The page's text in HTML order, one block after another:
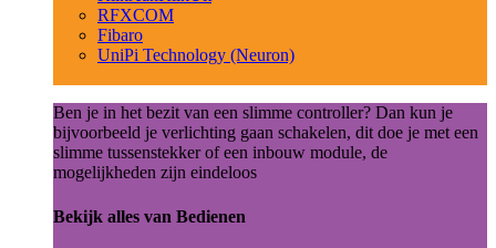
RFXCOM
Fibaro
UniPi Technology (Neuron)
Ben je in het bezit van een slimme controller? Dan kun je
bijvoorbeeld je verlichting gaan schakelen, dit doe je met een
slimme tussenstekker of een inbouw module, de
mogelijkheden zijn eindeloos
Bekijk alles van Bedienen